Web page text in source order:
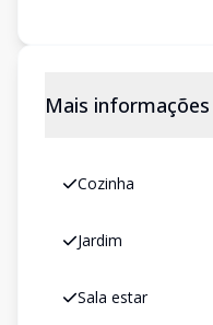
Mais informações
Cozinha
Jardim
Sala estar